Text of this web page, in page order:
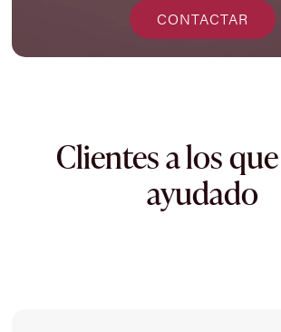
CONTACTAR
Clientes a los
ayudado